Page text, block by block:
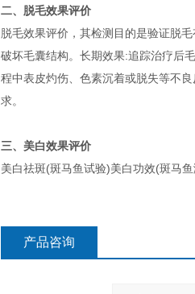
二、脱毛效果评价
脱毛效果评价，其检测目的是验证脱
破坏毛囊结构。长期效果:追踪治疗后
程中表皮灼伤、色素沉着或脱失等不
求。
三、美白效果评价
美白祛斑(斑马鱼试验)美白功效(斑马
产品咨询